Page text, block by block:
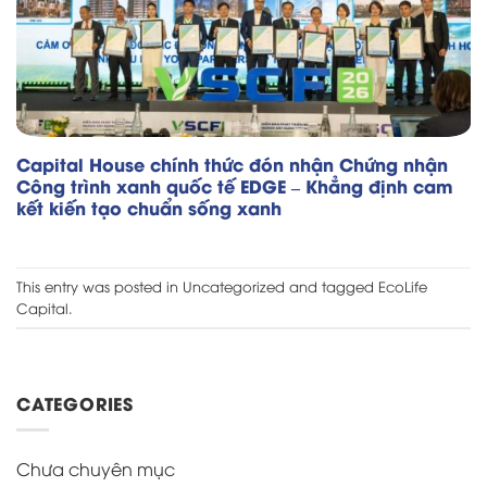
Capital House chính thức đón nhận Chứng nhận
Công trình xanh quốc tế EDGE – Khẳng định cam
kết kiến tạo chuẩn sống xanh
This entry was posted in Uncategorized and tagged EcoLife
Capital.
CATEGORIES
Chưa chuyên mục